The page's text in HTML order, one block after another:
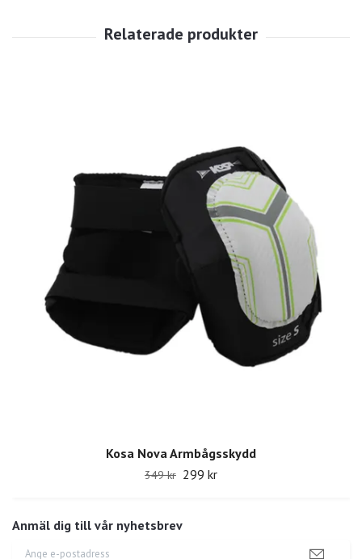
Anmäl dig till vår nyhetsbrev
Kosa Nova Armbågsskydd
349 kr 299 kr